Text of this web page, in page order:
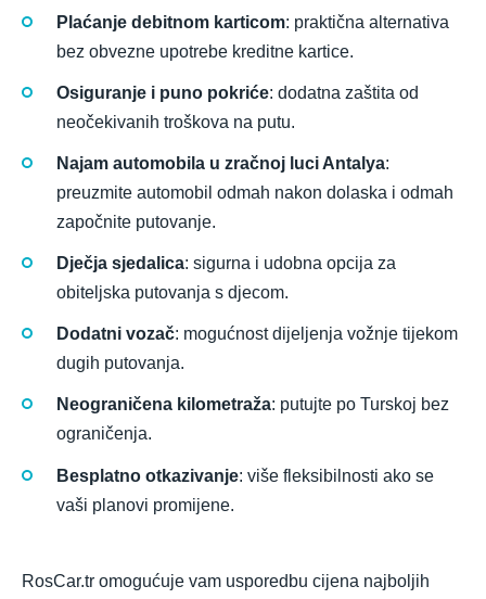
Plaćanje debitnom karticom: praktična alternativa
bez obvezne upotrebe kreditne kartice.
Osiguranje i puno pokriće: dodatna zaštita od
neočekivanih troškova na putu.
Najam automobila u zračnoj luci Antalya:
preuzmite automobil odmah nakon dolaska i odmah
započnite putovanje.
Dječja sjedalica: sigurna i udobna opcija za
obiteljska putovanja s djecom.
Dodatni vozač: mogućnost dijeljenja vožnje tijekom
dugih putovanja.
Neograničena kilometraža: putujte po Turskoj bez
ograničenja.
Besplatno otkazivanje: više fleksibilnosti ako se
vaši planovi promijene.
RosCar.tr omogućuje vam usporedbu cijena najboljih